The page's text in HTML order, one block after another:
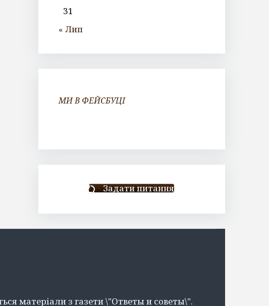
31
« Лип
МИ В ФЕЙСБУЦІ
Задати питання
матеріали з газети \"Ответы и советы\".